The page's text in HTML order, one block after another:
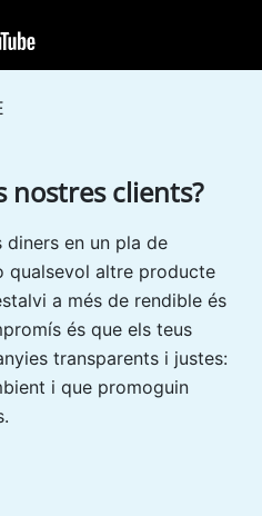
nostres clients?
diners en un pla de
qualsevol altre producte
a més de rendible és
és que els teus
transparents i justes:
i que promoguin